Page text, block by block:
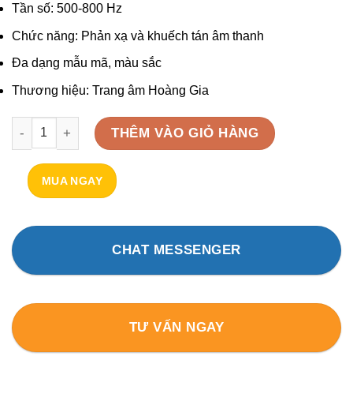
Tần số: 500-800 Hz
Chức năng: Phản xạ và khuếch tán âm thanh
Đa dạng mẫu mã, màu sắc
Thương hiệu: Trang âm Hoàng Gia
Tấm tán âm 3D ACOUSTIC HG – DIFFUSER HG24 số lượng
THÊM VÀO GIỎ HÀNG
MUA NGAY
CHAT MESSENGER
TƯ VẤN NGAY